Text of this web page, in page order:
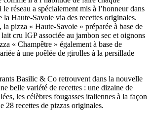
réseau a spécialement mis à l’honneur dans
la Haute-Savoie via des recettes originales.
la pizza « Haute-Savoie » préparée à base de
cru IGP associée au jambon sec et oignons
« Champêtre » également à base de
à une poêlée de girolles à la persillade
Basilic & Co retrouvent dans la nouvelle
belle variété de recettes : une dizaine de
les célèbres fougasses italiennes à la façon
28 recettes de pizzas originales.